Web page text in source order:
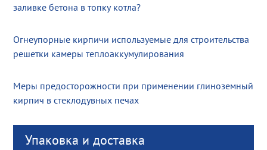
заливке бетона в топку котла?
Огнеупорные кирпичи используемые для строительства
решетки камеры теплоаккумулирования
Меры предосторожности при применении глиноземный
кирпич в стеклодувных печах
Упаковка и доставка